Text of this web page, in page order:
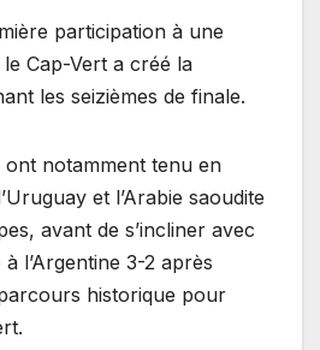
participation à une
Cap-Vert a créé la
les seizièmes de finale.
ont notamment tenu en
et l’Arabie saoudite
avant de s’incliner avec
l’Argentine 3-2 après
historique pour